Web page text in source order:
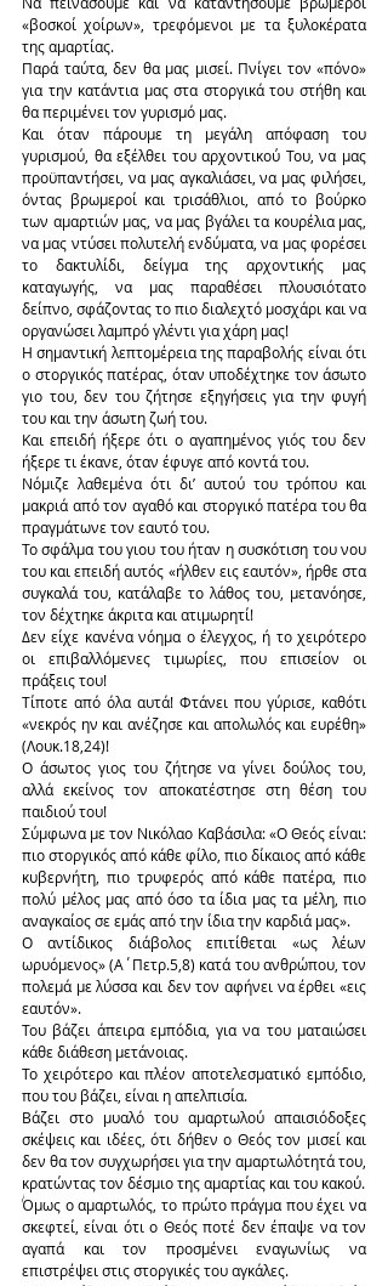
«βοσκοί χοίρων», τρεφόμενοι με τα ξυλοκέρατα
της αμαρτίας.
Παρά ταύτα, δεν θα μας μισεί. Πνίγει τον «πόνο»
για την κατάντια μας στα στοργικά του στήθη και
θα περιμένει τον γυρισμό μας.
Και όταν πάρουμε τη μεγάλη απόφαση του
γυρισμού, θα εξέλθει του αρχοντικού Του, να μας
προϋπαντήσει, να μας αγκαλιάσει, να μας φιλήσει,
όντας βρωμεροί και τρισάθλιοι, από το βούρκο
των αμαρτιών μας, να μας βγάλει τα κουρέλια μας,
να μας ντύσει πολυτελή ενδύματα, να μας φορέσει
το δακτυλίδι, δείγμα της αρχοντικής μας
καταγωγής, να μας παραθέσει πλουσιότατο
δείπνο, σφάζοντας το πιο διαλεχτό μοσχάρι και να
οργανώσει λαμπρό γλέντι για χάρη μας!
Η σημαντική λεπτομέρεια της παραβολής είναι ότι
ο στοργικός πατέρας, όταν υποδέχτηκε τον άσωτο
γιο του, δεν του ζήτησε εξηγήσεις για την φυγή
του και την άσωτη ζωή του.
Και επειδή ήξερε ότι ο αγαπημένος γιός του δεν
ήξερε τι έκανε, όταν έφυγε από κοντά του.
Νόμιζε λαθεμένα ότι δι’ αυτού του τρόπου και
μακριά από τον αγαθό και στοργικό πατέρα του θα
πραγμάτωνε τον εαυτό του.
Το σφάλμα του γιου του ήταν η συσκότιση του νου
του και επειδή αυτός «ήλθεν εις εαυτόν», ήρθε στα
συγκαλά του, κατάλαβε το λάθος του, μετανόησε,
τον δέχτηκε άκριτα και ατιμωρητί!
Δεν είχε κανένα νόημα ο έλεγχος, ή το χειρότερο
οι επιβαλλόμενες τιμωρίες, που επισείον οι
πράξεις του!
Τίποτε από όλα αυτά! Φτάνει που γύρισε, καθότι
«νεκρός ην και ανέζησε και απολωλός και ευρέθη»
(Λουκ.18,24)!
Ο άσωτος γιος του ζήτησε να γίνει δούλος του,
αλλά εκείνος τον αποκατέστησε στη θέση του
παιδιού του!
Σύμφωνα με τον Νικόλαο Καβάσιλα: «Ο Θεός είναι:
πιο στοργικός από κάθε φίλο, πιο δίκαιος από κάθε
κυβερνήτη, πιο τρυφερός από κάθε πατέρα, πιο
πολύ μέλος μας από όσο τα ίδια μας τα μέλη, πιο
αναγκαίος σε εμάς από την ίδια την καρδιά μας».
Ο αντίδικος διάβολος επιτίθεται «ως λέων
ωρυόμενος» (Α΄Πετρ.5,8) κατά του ανθρώπου, τον
πολεμά με λύσσα και δεν τον αφήνει να έρθει «εις
εαυτόν».
Του βάζει άπειρα εμπόδια, για να του ματαιώσει
κάθε διάθεση μετάνοιας.
Το χειρότερο και πλέον αποτελεσματικό εμπόδιο,
που του βάζει, είναι η απελπισία.
Βάζει στο μυαλό του αμαρτωλού απαισιόδοξες
σκέψεις και ιδέες, ότι δήθεν ο Θεός τον μισεί και
δεν θα τον συγχωρήσει για την αμαρτωλότητά του,
κρατώντας τον δέσμιο της αμαρτίας και του κακού.
Όμως ο αμαρτωλός, το πρώτο πράγμα που έχει να
σκεφτεί, είναι ότι ο Θεός ποτέ δεν έπαψε να τον
αγαπά και τον προσμένει εναγωνίως να
επιστρέψει στις στοργικές του αγκάλες.